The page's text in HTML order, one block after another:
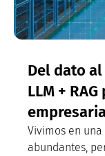
Del dato
LLM +
Vivimos en
abundantes,